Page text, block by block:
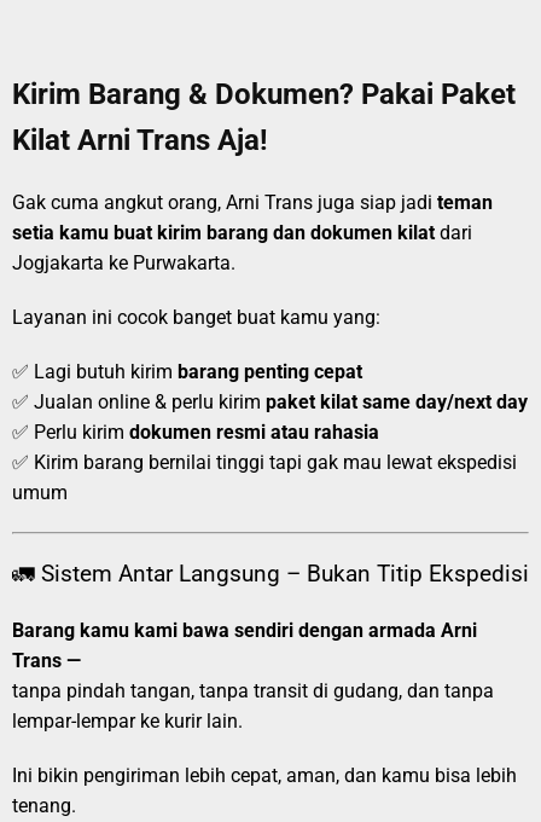
Kirim Barang & Dokumen? Pakai Paket
Kilat Arni Trans Aja!
Gak cuma angkut orang, Arni Trans juga siap jadi teman
setia kamu buat kirim barang dan dokumen kilat dari
Jogjakarta ke Purwakarta.
Layanan ini cocok banget buat kamu yang:
✅ Lagi butuh kirim barang penting cepat
✅ Jualan online & perlu kirim paket kilat same day/next day
✅ Perlu kirim dokumen resmi atau rahasia
✅ Kirim barang bernilai tinggi tapi gak mau lewat ekspedisi
umum
🚛 Sistem Antar Langsung – Bukan Titip Ekspedisi
Barang kamu kami bawa sendiri dengan armada Arni
Trans —
tanpa pindah tangan, tanpa transit di gudang, dan tanpa
lempar-lempar ke kurir lain.
Ini bikin pengiriman lebih cepat, aman, dan kamu bisa lebih
tenang.